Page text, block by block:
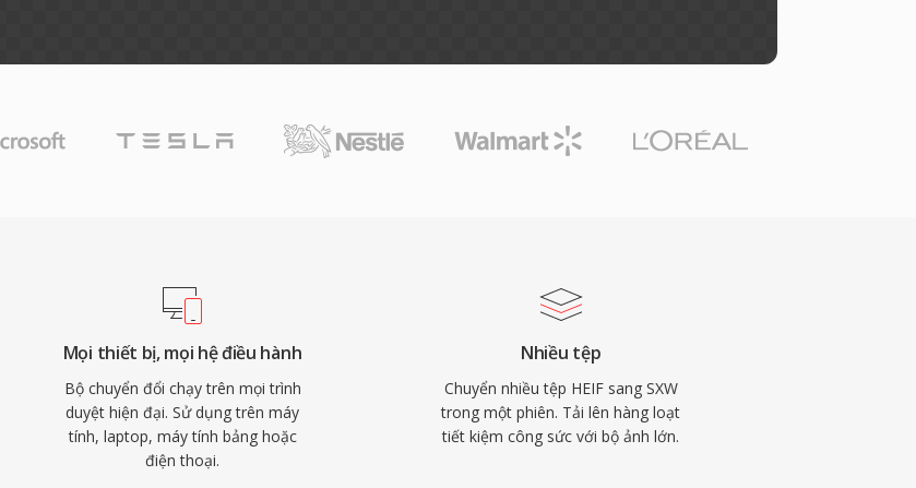
Mọi thiết bị, mọi hệ điều hành
Bộ chuyển đổi chạy trên mọi trình
duyệt hiện đại. Sử dụng trên máy
tính, laptop, máy tính bảng hoặc
điện thoại.
Nhiều tệp
Chuyển nhiều tệp HEIF sang SXW
trong một phiên. Tải lên hàng loạt
tiết kiệm công sức với bộ ảnh lớn.